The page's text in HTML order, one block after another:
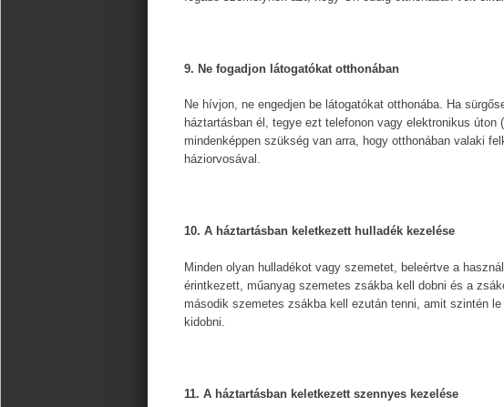
9. Ne fogadjon látogatókat otthonában
Ne hívjon, ne engedjen be látogatókat otthonába. Ha
háztartásban él, tegye ezt telefonon vagy elektronikus
mindenképpen szükség van arra, hogy otthonában valaki
háziorvosával.
10. A háztartásban keletkezett hulladék kezelése
Minden olyan hulladékot vagy szemetet, beleértve a
érintkezett, műanyag szemetes zsákba kell dobni és a
második szemetes zsákba kell ezután tenni, amit szintén
kidobni.
11. A háztartásban keletkezett szennyes kezelése